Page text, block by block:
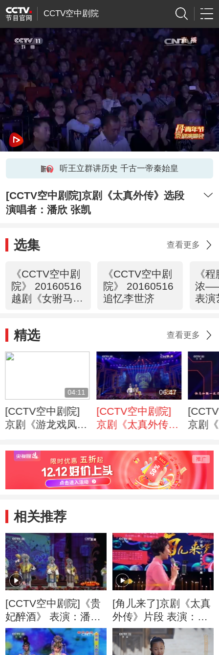
CCTV空中剧院
听王立群讲历史 千古一帝秦始皇
[CCTV空中剧院]京剧《太真外传》选段
演唱者：潘欣 张凯
选集 查看更多
《CCTV空中剧
院》 20160516
越剧《女驸马》
《CCTV空中剧
院》 20160516
追忆李世济
《
浓
表演
精选 查看更多
04:11
[CCTV空中剧院]
京剧《游龙戏凤》
天 索明芳
06:47
[CCTV空中剧院]
京剧《太真外传》
欣 张凯
京剧
者：
相关推荐
[CCTV空中剧院]《贵
妃醉酒》 表演：潘欣
等
[角儿来了]京剧《太真
外传》片段 表演：董
圆圆